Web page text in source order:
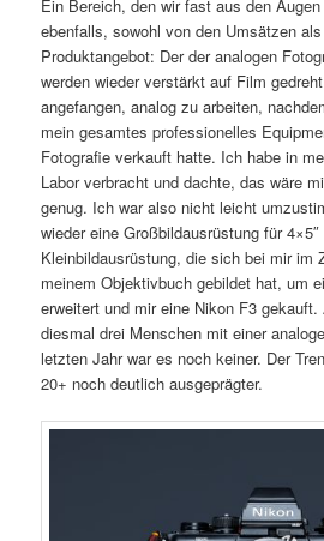
Ein Bereich, den wir fast aus den
ebenfalls, sowohl von den Umsätzen
Produktangebot: Der der analogen
werden wieder verstärkt auf Film
angefangen, analog zu arbeiten,
mein gesamtes professionelles
Fotografie verkauft hatte. Ich habe in
Labor verbracht und dachte, das wäre
genug. Ich war also nicht leicht
wieder eine Großbildausrüstung für
Kleinbildausrüstung, die sich bei mir im
meinem Objektivbuch gebildet hat, um
erweitert und mir eine Nikon F3
diesmal drei Menschen mit einer
letzten Jahr war es noch keiner. Der
20+ noch deutlich ausgeprägter.